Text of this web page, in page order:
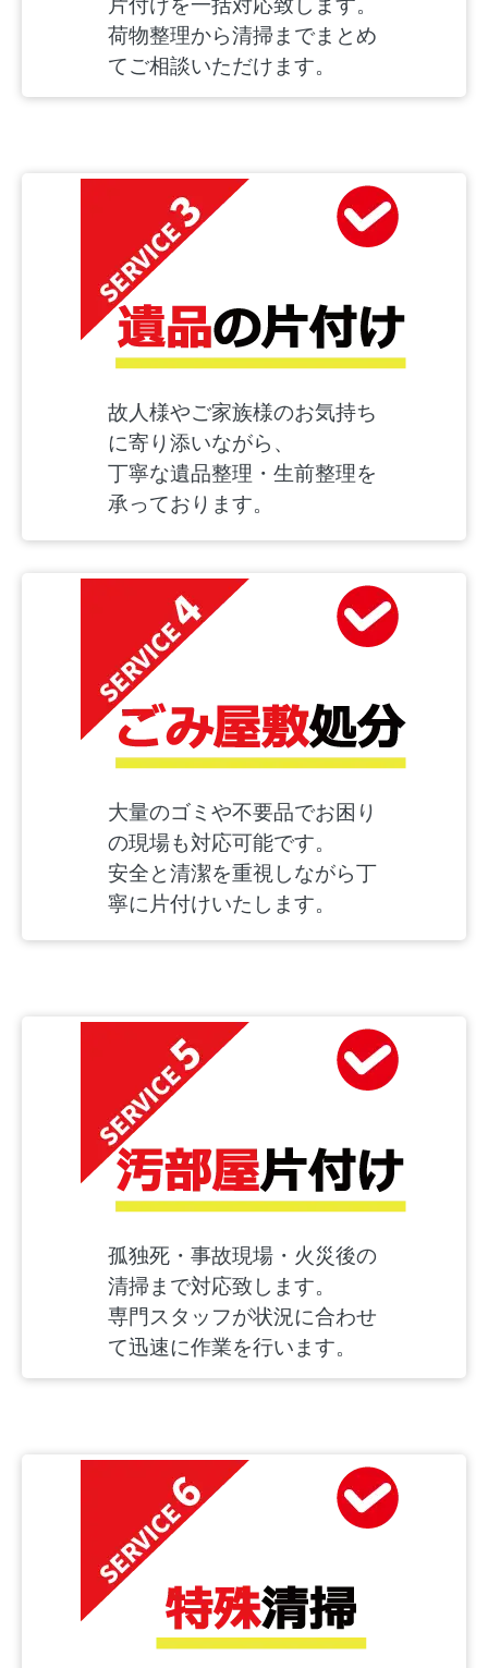
荷物整理から清掃までまとめ
てご相談いただけます。
故人様やご家族様のお気持ち
に寄り添いながら、
丁寧な遺品整理・生前整理を
承っております。
大量のゴミや不要品でお困り
の現場も対応可能です。
安全と清潔を重視しながら丁
寧に片付けいたします。
孤独死・事故現場・火災後の
清掃まで対応致します。
専門スタッフが状況に合わせ
て迅速に作業を行います。